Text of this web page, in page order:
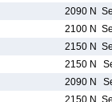
2090 N
2100 N
2150 N
2150 N
2090 N
2150 N